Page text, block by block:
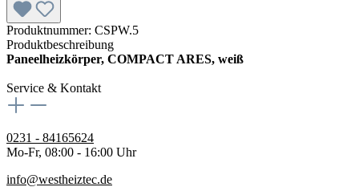
Produktnummer: CSPW.5
Produktbeschreibung
Paneelheizkörper, COMPACT ARES, weiß
Service & Kontakt
0231 - 84165624
Mo-Fr, 08:00 - 16:00 Uhr
info@westheiztec.de